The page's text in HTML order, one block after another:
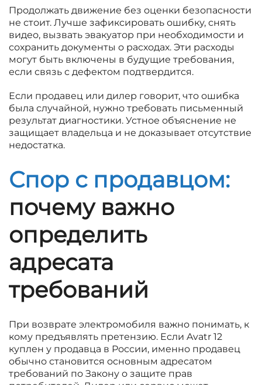
Продолжать движение без оценки безопасности
не стоит. Лучше зафиксировать ошибку, снять
видео, вызвать эвакуатор при необходимости и
сохранить документы о расходах. Эти расходы
могут быть включены в будущие требования,
если связь с дефектом подтвердится.
Если продавец или дилер говорит, что ошибка
была случайной, нужно требовать письменный
результат диагностики. Устное объяснение не
защищает владельца и не доказывает отсутствие
недостатка.
Спор с продавцом:
почему важно
определить
адресата
требований
При возврате электромобиля важно понимать, к
кому предъявлять претензию. Если Avatr 12
куплен у продавца в России, именно продавец
обычно становится основным адресатом
требований по Закону о защите прав